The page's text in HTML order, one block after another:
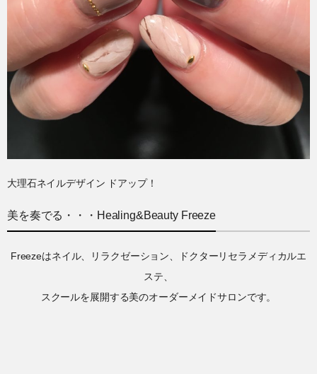
大理石ネイルデザイン ドアップ！
美を奏でる・・・Healing&Beauty Freeze
Freezeはネイル、リラクゼーション、ドクターリセラメディカルエ
ステ、
スクールを展開する美のオーダーメイドサロンです。